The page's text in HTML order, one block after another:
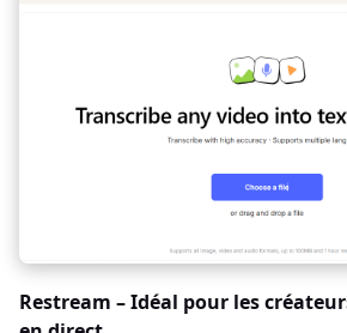
Restream – Idéal pour les